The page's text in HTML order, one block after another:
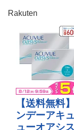
Rakuten